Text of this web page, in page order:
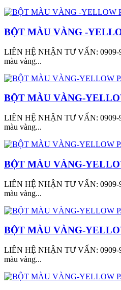
BỘT MÀU VÀNG -
LIÊN HỆ NHẬN TƯ VẤN: 0909-
màu vàng...
BỘT MÀU VÀNG-
LIÊN HỆ NHẬN TƯ VẤN: 0909-
màu vàng...
BỘT MÀU VÀNG-
LIÊN HỆ NHẬN TƯ VẤN: 0909-
màu vàng...
BỘT MÀU VÀNG-
LIÊN HỆ NHẬN TƯ VẤN: 0909-
màu vàng...